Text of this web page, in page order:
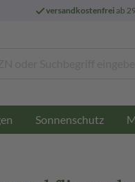
versandkostenfreiab
Sonnenschutz